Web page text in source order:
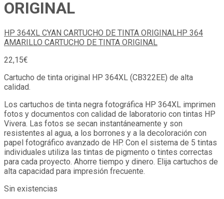
ORIGINAL
HP 364XL CYAN CARTUCHO DE TINTA ORIGINALHP 364
AMARILLO CARTUCHO DE TINTA ORIGINAL
22,15€
Cartucho de tinta original HP 364XL (CB322EE) de alta
calidad.
Los cartuchos de tinta negra fotográfica HP 364XL imprimen
fotos y documentos con calidad de laboratorio con tintas HP
Vivera. Las fotos se secan instantáneamente y son
resistentes al agua, a los borrones y a la decoloración con
papel fotográfico avanzado de HP. Con el sistema de 5 tintas
individuales utiliza las tintas de pigmento o tintes correctas
para cada proyecto. Ahorre tiempo y dinero. Elija cartuchos de
alta capacidad para impresión frecuente.
Sin existencias